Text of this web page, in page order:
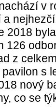
v
2018
126
z
s
nový
co se